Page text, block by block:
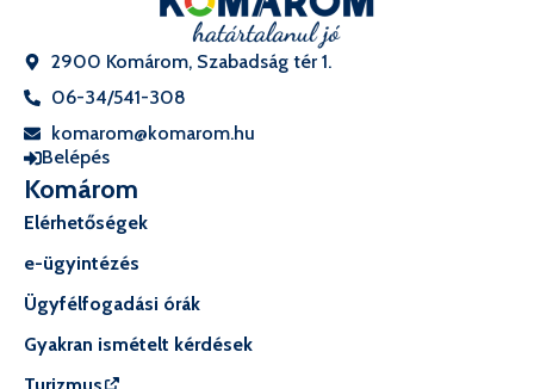
2900 Komárom, Szabadság tér 1.
06-34/541-308
komarom@komarom.hu
Belépés
Komárom
Elérhetőségek
e-ügyintézés
Ügyfélfogadási órák
Gyakran ismételt kérdések